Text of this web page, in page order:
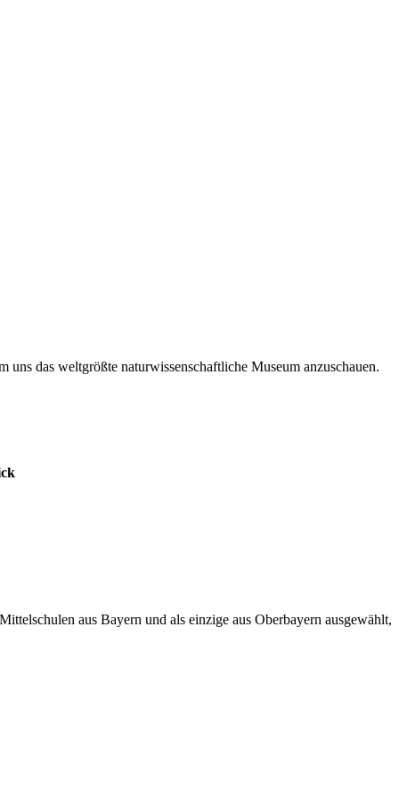
das weltgrößte naturwissenschaftliche Museum anzuschauen.
aus Bayern und als einzige aus Oberbayern ausgewählt,